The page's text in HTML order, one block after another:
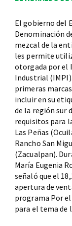
El gobierno del
Denominación
mezcal de la
les permite
otorgada por el
Industrial
primeras
incluir en su
de la región sur
requisitos para
Las Peñas
Rancho San
(Zacualpan).
María Eugenia
señaló que el
apertura de
programa Por
para el tema de